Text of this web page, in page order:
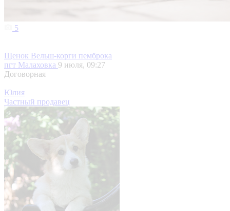
5
Щенок Вельш-корги пемброка
пгт Малаховка 9 июля, 09:27
Договорная
Юлия
Частный продавец